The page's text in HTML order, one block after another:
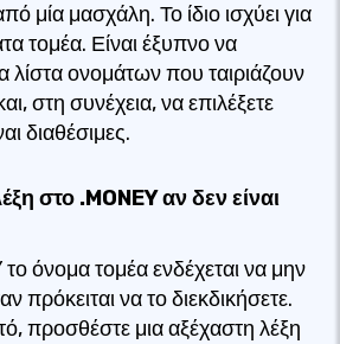
μία μασχάλη. Το ίδιο ισχύει για
τομέα. Είναι έξυπνο να
λίστα ονομάτων που ταιριάζουν
στη συνέχεια, να επιλέξετε
διαθέσιμες.
στο .MONEY αν δεν είναι
το όνομα τομέα ενδέχεται να μην
πρόκειται να το διεκδικήσετε.
προσθέστε μια αξέχαστη λέξη